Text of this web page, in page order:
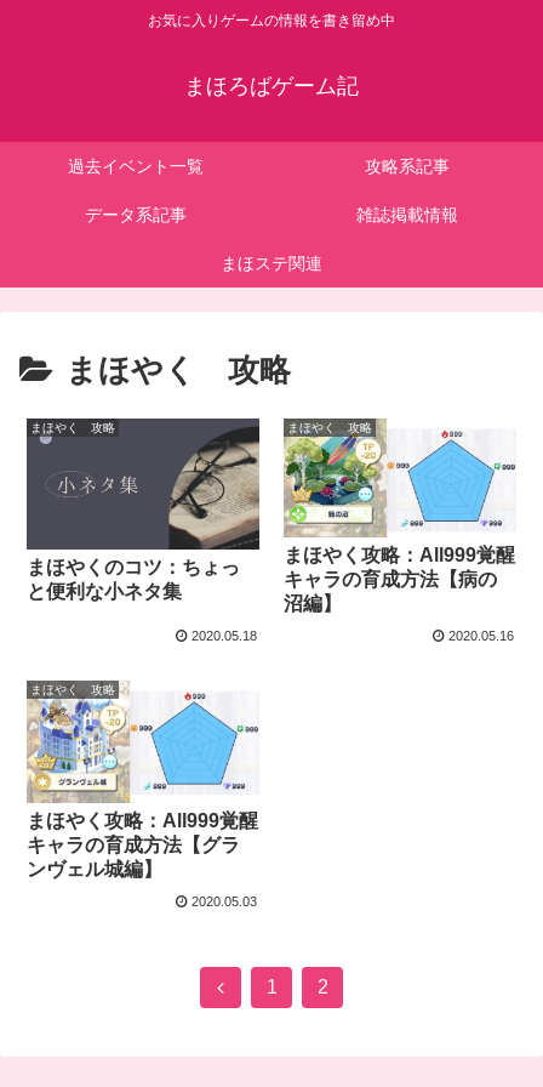
お気に入りゲームの情報を書き留め中
まほろばゲーム記
過去イベント一覧 攻略系記事
データ系記事 雑誌掲載情報
まほステ関連
まほやく 攻略
まほやく 攻略
まほやくのコツ：ちょっ
と便利な小ネタ集
2020.05.18
まほやく 攻略
まほやく攻略：All999覚醒
キャラの育成方法【病の
沼編】
2020.05.16
まほやく 攻略
まほやく攻略：All999覚醒
キャラの育成方法【グラ
ンヴェル城編】
2020.05.03
1 2